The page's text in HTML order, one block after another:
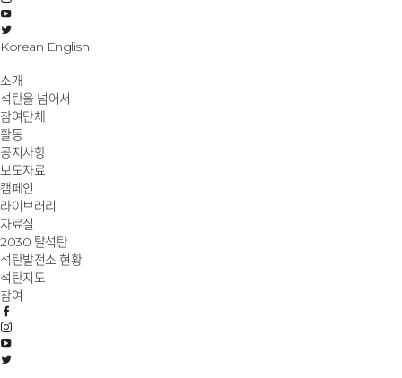
Korean English
소개
석탄을 넘어서
참여단체
활동
공지사항
보도자료
캠페인
라이브러리
자료실
2030 탈석탄
석탄발전소 현황
석탄지도
참여